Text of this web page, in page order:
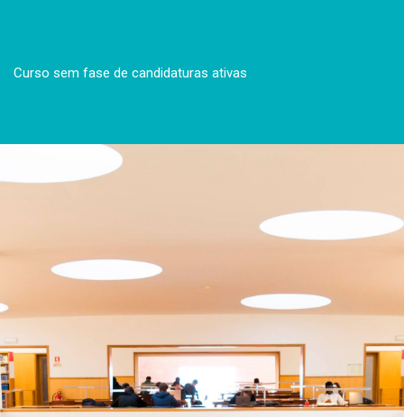
Curso sem fase de candidaturas ativas